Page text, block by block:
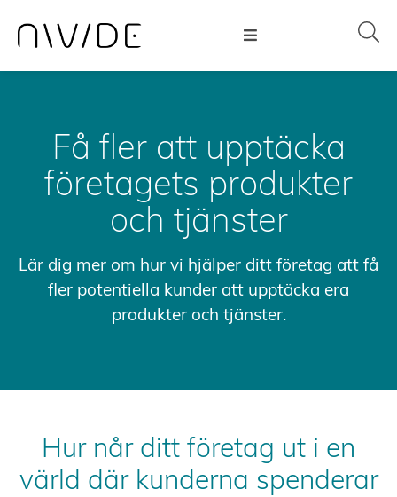
Få fler att upptäcka
företagets produkter
och tjänster
Lär dig mer om hur vi hjälper ditt företag att få
fler potentiella kunder att upptäcka era
produkter och tjänster.
Hur når ditt företag ut i en
värld där kunderna spenderar